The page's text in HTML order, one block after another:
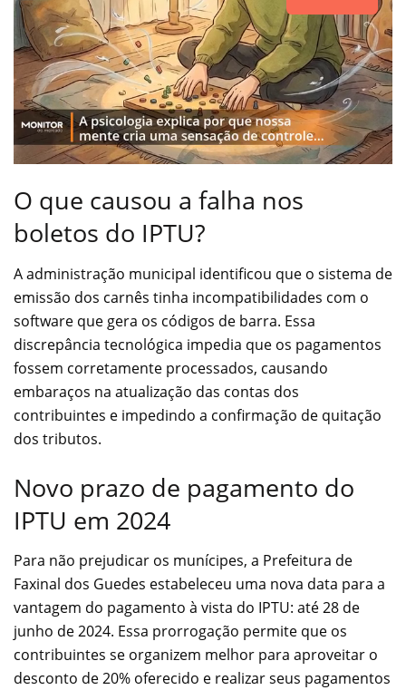
O que causou a falha nos
boletos do IPTU?
A administração municipal identificou que o sistema de
emissão dos carnês tinha incompatibilidades com o
software que gera os códigos de barra. Essa
discrepância tecnológica impedia que os pagamentos
fossem corretamente processados, causando
embaraços na atualização das contas dos
contribuintes e impedindo a confirmação de quitação
dos tributos.
Novo prazo de pagamento do
IPTU em 2024
Para não prejudicar os munícipes, a Prefeitura de
Faxinal dos Guedes estabeleceu uma nova data para a
vantagem do pagamento à vista do IPTU: até 28 de
junho de 2024. Essa prorrogação permite que os
contribuintes se organizem melhor para aproveitar o
desconto de 20% oferecido e realizar seus pagamentos